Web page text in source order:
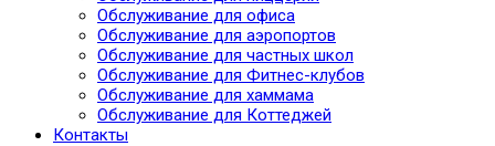
Обслуживание для офиса
Обслуживание для аэропортов
Обслуживание для частных школ
Обслуживание для Фитнес-клубов
Обслуживание для хаммама
Обслуживание для Коттеджей
Контакты